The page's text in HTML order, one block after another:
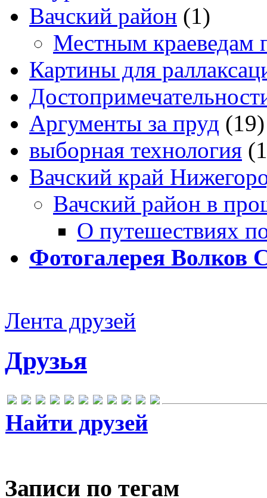
Вачский район (1)
Местным краеведам
Картины для
Аргументы за пруд (19)
выборная технология
Вачский край
Вачский район в
О путешествиях
Фотогалерея Волков
Лента друзей
Друзья
Найти друзей
Записи по тегам